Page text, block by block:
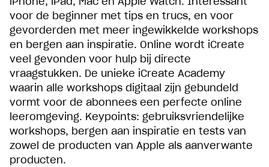
voor de beginner met tips en trucs, en voor
gevorderden met meer ingewikkelde workshops
en bergen aan inspiratie. Online wordt iCreate
veel gevonden voor hulp bij directe
vraagstukken. De unieke iCreate Academy
waarin alle workshops digitaal zijn gebundeld
vormt voor de abonnees een perfecte online
leeromgeving. Keypoints: gebruiksvriendelijke
workshops, bergen aan inspiratie en tests van
zowel de producten van Apple als aanverwante
producten.